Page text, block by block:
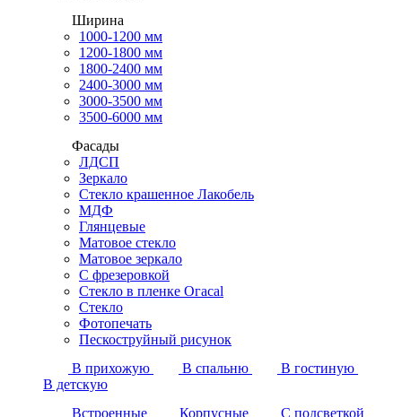
Ширина
1000-1200 мм
1200-1800 мм
1800-2400 мм
2400-3000 мм
3000-3500 мм
3500-6000 мм
Фасады
ЛДСП
Зеркало
Стекло крашенное Лакобель
МДФ
Глянцевые
Матовое стекло
Матовое зеркало
С фрезеровкой
Стекло в пленке Огасаl
Стекло
Фотопечать
Пескоструйный рисунок
В прихожую
В спальню
В гостиную
В детскую
Встроенные
Корпусные
С подсветкой